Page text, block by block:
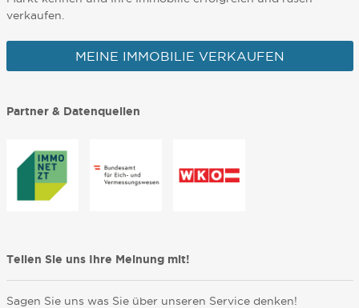
verkaufen.
MEINE IMMOBILIE VERKAUFEN
Partner & Datenquellen
Teilen Sie uns Ihre Meinung mit!
Sagen Sie uns was Sie über unseren Service denken!